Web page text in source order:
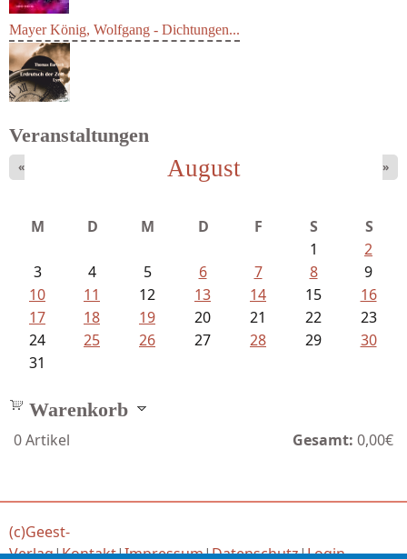
Bartsch, Thomas - Erdrutsch der...
Mayer König, Wolfgang - Dichtungen...
Veranstaltungen
August
« »
M D M D F S
S
1
2
3
4 5 6 7 8
9
10
11 12 13 14 15
16
17
18 19 20 21 22
23
24
25 26 27 28 29
30
31
Warenkorb
0Artikel Gesamt: 0,00€
(c)Geest-
Verlag|Kontakt|Impressum|Datenschutz|Login